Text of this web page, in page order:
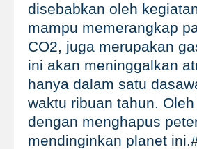
disebabkan oleh
mampu memerangkap
CO2, juga merupakan
ini akan meninggalkan
hanya dalam satu
waktu ribuan tahun.
dengan menghapus
mendinginkan planet